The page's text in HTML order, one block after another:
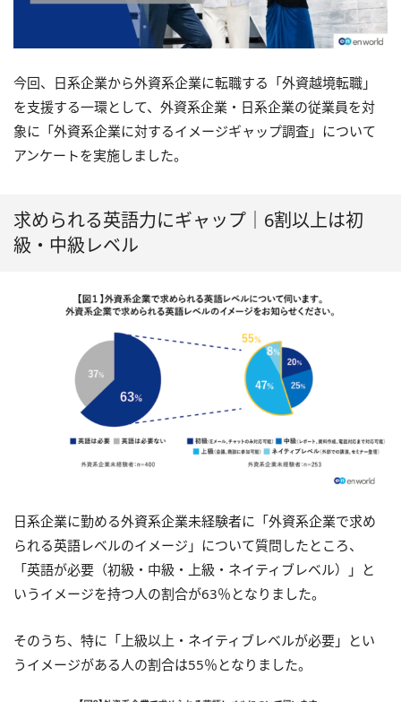
今回、日系企業から外資系企業に転職する「外資越境転職」
を支援する一環として、外資系企業・日系企業の従業員を対
象に「外資系企業に対するイメージギャップ調査」について
アンケートを実施しました。
求められる英語力にギャップ｜6割以上は初
級・中級レベル
日系企業に勤める外資系企業未経験者に「外資系企業で求め
られる英語レベルのイメージ」について質問したところ、
「英語が必要（初級・中級・上級・ネイティブレベル）」と
いうイメージを持つ人の割合が63％となりました。
そのうち、特に「上級以上・ネイティブレベルが必要」とい
うイメージがある人の割合は55％となりました。